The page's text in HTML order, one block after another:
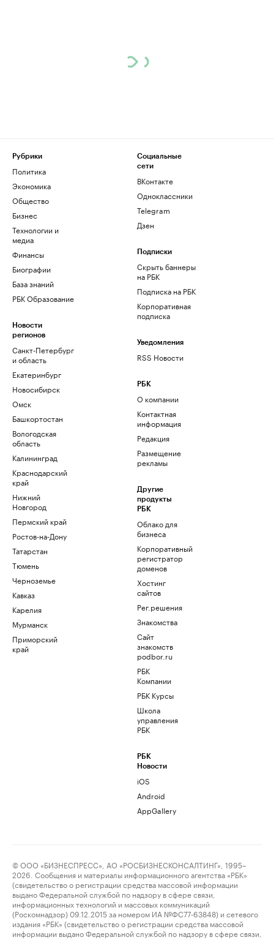
Рубрики
Политика
Экономика
Общество
Бизнес
Технологии и
медиа
Финансы
Биографии
База знаний
РБК Образование
Новости
регионов
Санкт-Петербург
и область
Екатеринбург
Новосибирск
Омск
Башкортостан
Вологодская
область
Калининград
Краснодарский
край
Нижний
Новгород
Пермский край
Ростов-на-Дону
Татарстан
Тюмень
Черноземье
Кавказ
Карелия
Мурманск
Приморский
край
Социальные
сети
ВКонтакте
Одноклассники
Telegram
Дзен
Подписки
Скрыть баннеры
на РБК
Подписка на РБК
Корпоративная
подписка
Уведомления
RSS Новости
РБК
О компании
Контактная
информация
Редакция
Размещение
рекламы
Другие
продукты
РБК
Облако для
бизнеса
Корпоративный
регистратор
доменов
Хостинг
сайтов
Рег.решения
Знакомства
Сайт
знакомств
podbor.ru
РБК
Компании
РБК Курсы
Школа
управления
РБК
РБК
Новости
iOS
Android
AppGallery
© ООО «БИЗНЕСПРЕСС», АО «РОСБИЗНЕСКОНСАЛТИНГ», 1995–
2026. Сообщения и материалы информационного агентства «РБК»
(свидетельство о регистрации средства массовой информации
выдано Федеральной службой по надзору в сфере связи,
информационных технологий и массовых коммуникаций
(Роскомнадзор) 09.12.2015 за номером ИА №ФС77-63848) и сетевого
издания «РБК» (свидетельство о регистрации средства массовой
информации выдано Федеральной службой по надзору в сфере связи,